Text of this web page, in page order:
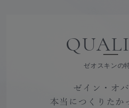
ゼオスキンの
ゼイン・オ
本当につくりたか